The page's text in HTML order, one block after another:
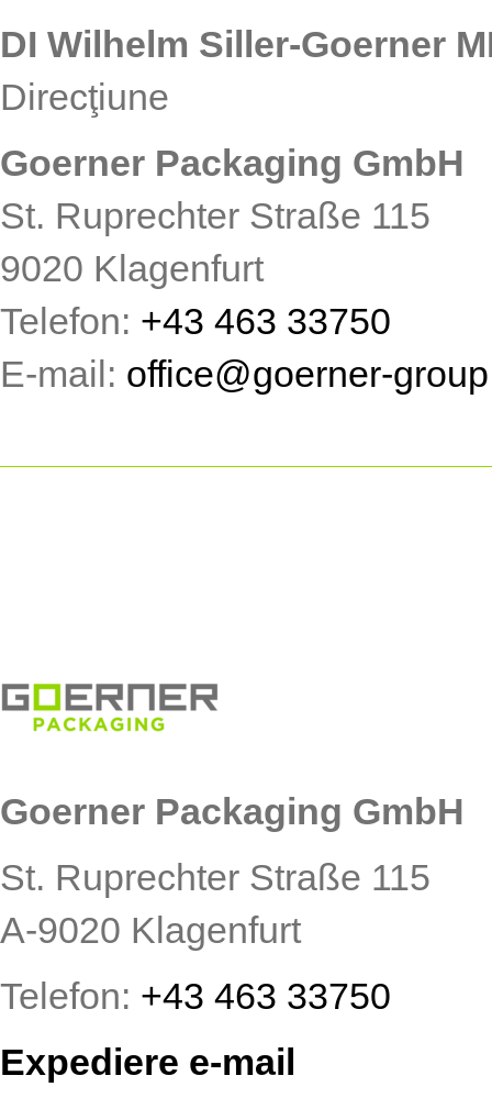
DI Wilhelm Siller-Goerner
Direcţiune
Goerner Packaging GmbH
St. Ruprechter Straße 115
9020 Klagenfurt
Telefon: +43 463 33750
E-mail: office@goerner-
Goerner Packaging GmbH
St. Ruprechter Straße 115
A-9020 Klagenfurt
Telefon: +43 463 33750
Expediere e-mail